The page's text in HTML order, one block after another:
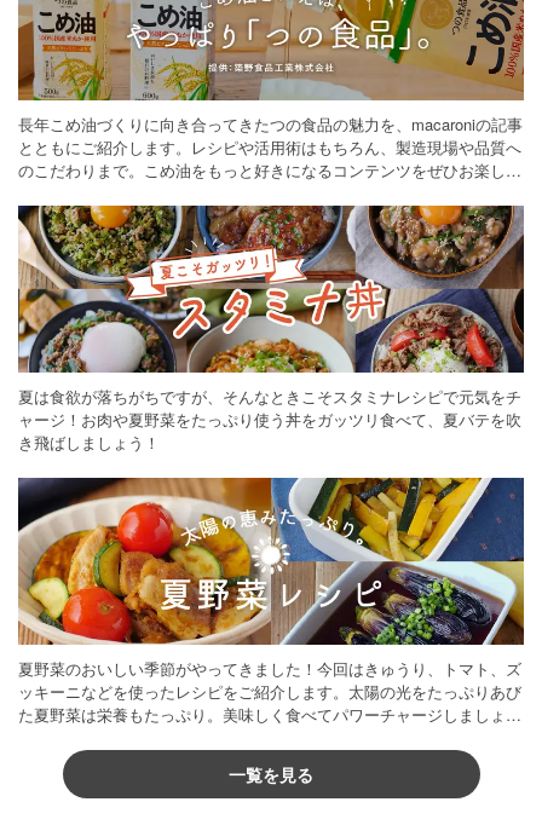
長年こめ油づくりに向き合ってきたつの食品の魅力を、macaroniの記事
とともにご紹介します。レシピや活用術はもちろん、製造現場や品質へ
のこだわりまで。こめ油をもっと好きになるコンテンツをぜひお楽しみ
夏は食欲が落ちがちですが、そんなときこそスタミナレシピで元気をチ
ャージ！お肉や夏野菜をたっぷり使う丼をガッツリ食べて、夏バテを吹
き飛ばしましょう！
夏野菜のおいしい季節がやってきました！今回はきゅうり、トマト、ズ
ッキーニなどを使ったレシピをご紹介します。太陽の光をたっぷりあび
た夏野菜は栄養もたっぷり。美味しく食べてパワーチャージしましょう
一覧を見る